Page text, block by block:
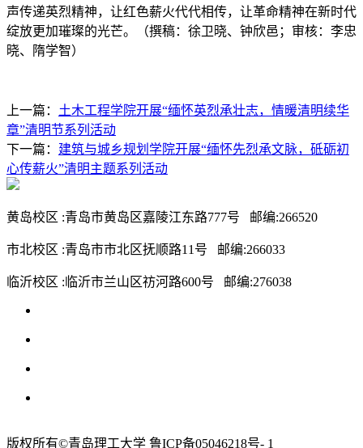
声传递英烈精神，让红色薪火代代相传，让革命精神在新时代
绽放更加璀璨的光芒。（撰稿：徐卫晓、钟欣邑；审核：李忠
晓、隋学智）
上一篇： 土木工程学院开展“缅怀英烈承壮志，情暖清明续华
章”清明节系列活动
下一篇： 建筑与城乡规划学院开展“缅怀先烈承文脉，砥砺初
心传薪火”清明主题系列活动
黄岛校区 :青岛市黄岛区嘉陵江东路777号 邮编:266520
市北校区 :青岛市市北区抚顺路11号 邮编:266033
临沂校区 :临沂市兰山区祊河路600号 邮编:276038
版权所有©青岛理工大学 鲁ICP备05046218号- 1